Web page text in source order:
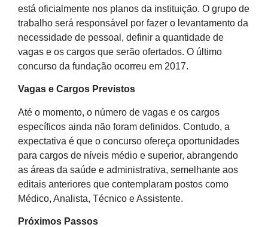
está oficialmente nos planos da instituição. O grupo de
trabalho será responsável por fazer o levantamento da
necessidade de pessoal, definir a quantidade de
vagas e os cargos que serão ofertados. O último
concurso da fundação ocorreu em 2017.
Vagas e Cargos Previstos
Até o momento, o número de vagas e os cargos
específicos ainda não foram definidos. Contudo, a
expectativa é que o concurso ofereça oportunidades
para cargos de níveis médio e superior, abrangendo
as áreas da saúde e administrativa, semelhante aos
editais anteriores que contemplaram postos como
Médico, Analista, Técnico e Assistente.
Próximos Passos